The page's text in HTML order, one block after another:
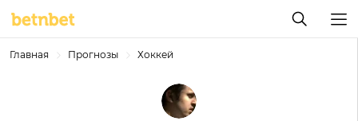
Главная Прогнозы Хоккей